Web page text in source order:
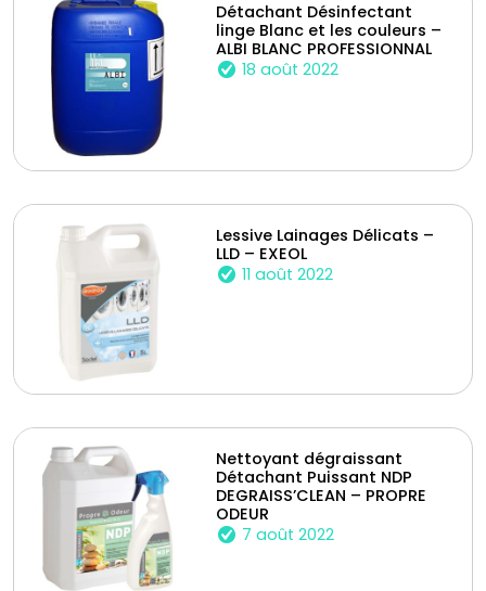
Détachant Désinfectant
linge Blanc et les couleurs –
ALBI BLANC PROFESSIONNAL
18 août 2022
Lessive Lainages Délicats –
LLD – EXEOL
11 août 2022
Nettoyant dégraissant
Détachant Puissant NDP
DEGRAISS’CLEAN – PROPRE
ODEUR
7 août 2022